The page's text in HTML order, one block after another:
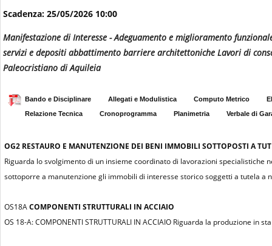
Scadenza: 25/05/2026 10:00
Manifestazione di Interesse - Adeguamento e miglioramento
servizi e depositi abbattimento barriere architettoniche Lavori di
Paleocristiano di Aquileia
Bando e Disciplinare Allegati e Modulistica Computo Metrico
Relazione Tecnica
Cronoprogramma Planimetria Verbale di
OG2 RESTAURO E MANUTENZIONE DEI BENI IMMOBILI SOTTOPOSTI A
Riguarda lo svolgimento di un insieme coordinato di lavorazioni
sottoporre a manutenzione gli immobili di interesse storico soggetti a tutela
OS18ACOMPONENTI STRUTTURALI IN ACCIAIO
OS 18-A: COMPONENTI STRUTTURALI IN ACCIAIO Riguarda la produzione